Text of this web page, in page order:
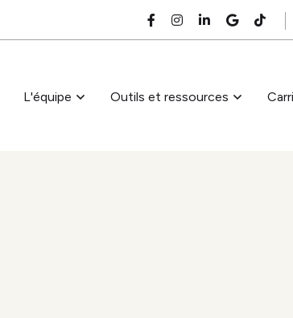
L'équipe Outils et ressources